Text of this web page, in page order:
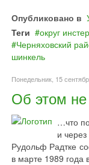
Опубликовано в
Теги
округ
Черняховский
шинкель
Понедельник, 15
Об этом
…что
и
Рудольф Радтке
в марте 1989 года